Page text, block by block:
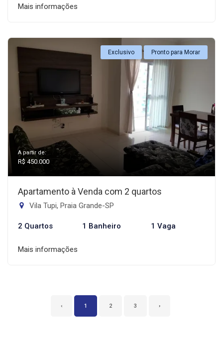
Mais informações
Exclusivo Pronto para Morar
A partir de:
R$ 450.000
Apartamento à Venda com 2 quartos
Vila Tupi, Praia Grande-SP
2 Quartos 1 Banheiro 1 Vaga
Mais informações
‹ 1 2 3 ›